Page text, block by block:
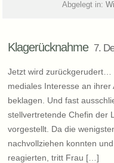
Abgelegt in:
Klagerücknahme 7.
Jetzt wird zurückgerudert…
mediales Interesse an
beklagen. Und fast
stellvertretende Chefin der
vorgestellt. Da die
nachvollziehen konnten
reagierten, tritt Frau […]